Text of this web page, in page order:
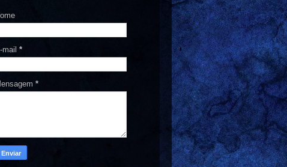
mail *
*